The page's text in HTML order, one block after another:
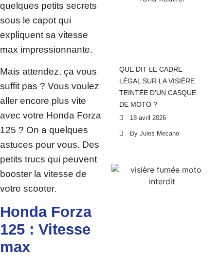
quelques petits secrets
sous le capot qui
expliquent sa vitesse
max impressionnante.
Mais attendez, ça vous
suffit pas ? Vous voulez
aller encore plus vite
avec votre Honda Forza
125 ? On a quelques
astuces pour vous. Des
petits trucs qui peuvent
booster la vitesse de
votre scooter.
Honda Forza
125 : Vitesse
max
QUE DIT LE CADRE
LÉGAL SUR LA VISIÈRE
TEINTÉE D’UN CASQUE
DE MOTO ?
18 avril 2026
By Jules Mecano